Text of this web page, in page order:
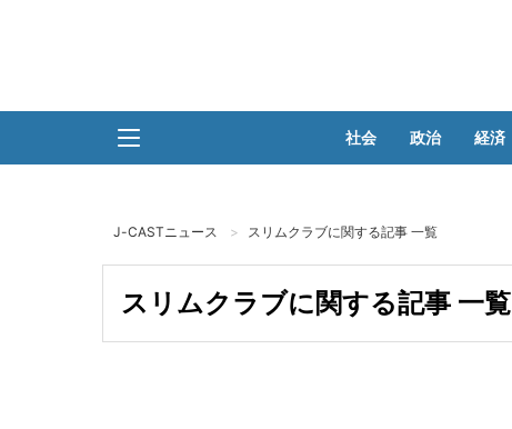
社会 政治 経済
J-CASTニュース スリムクラブに関する記事 一覧
スリムクラブに関する記事 一覧